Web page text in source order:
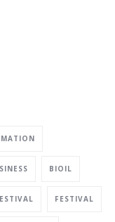
BIOIL
FESTIVAL